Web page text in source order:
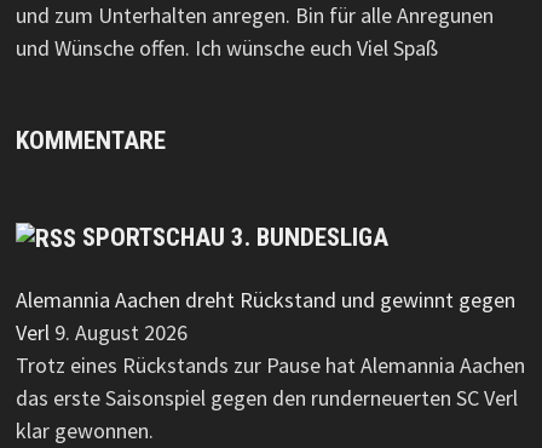
und zum Unterhalten anregen. Bin für alle Anregunen
und Wünsche offen. Ich wünsche euch Viel Spaß
KOMMENTARE
SPORTSCHAU 3. BUNDESLIGA
Alemannia Aachen dreht Rückstand und gewinnt gegen
Verl 9. August 2026
Trotz eines Rückstands zur Pause hat Alemannia Aachen
das erste Saisonspiel gegen den runderneuerten SC Verl
klar gewonnen.